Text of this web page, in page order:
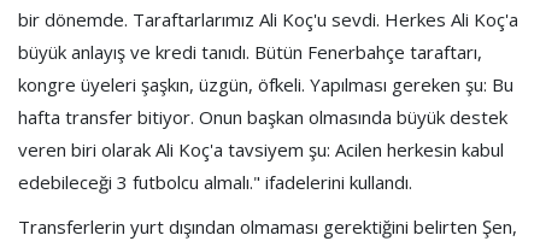
bir dönemde. Taraftarlarımız Ali Koç'u sevdi. Herkes Ali Koç'a
büyük anlayış ve kredi tanıdı. Bütün Fenerbahçe taraftarı,
kongre üyeleri şaşkın, üzgün, öfkeli. Yapılması gereken şu: Bu
hafta transfer bitiyor. Onun başkan olmasında büyük destek
veren biri olarak Ali Koç'a tavsiyem şu: Acilen herkesin kabul
edebileceği 3 futbolcu almalı." ifadelerini kullandı.
Transferlerin yurt dışından olmaması gerektiğini belirten Şen,